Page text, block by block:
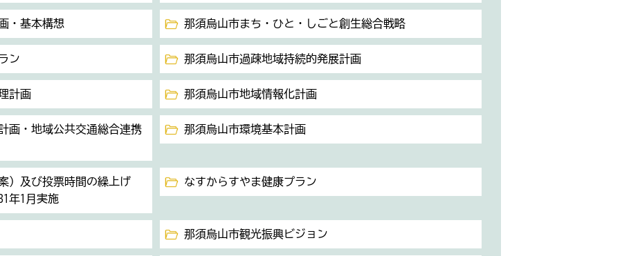
・基本構想 那須烏山市まち・ひと・しごと創生総合戦略
ン 那須烏山市過疎地域持続的発展計画
計画 那須烏山市地域情報化計画
画・地域公共交通総合連携 那須烏山市環境基本計画
）及び投票時間の繰上げ
年1月実施
なすからすやま健康プラン
那須烏山市観光振興ビジョン